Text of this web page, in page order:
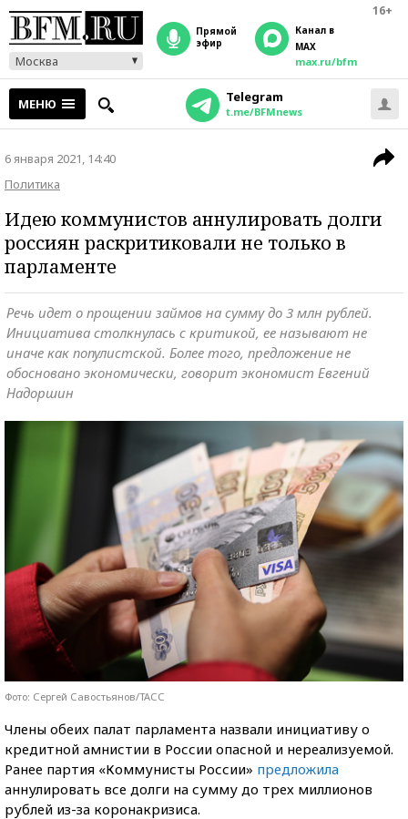
16+
Москва
прямой
эфир
Канал в
MAX
max.ru/bfm
МЕНЮ Telegram
t.me/BFMnews
6 января 2021, 14:40
Политика
Идею коммунистов аннулировать долги
россиян раскритиковали не только в
парламенте
Речь идет о прощении займов на сумму до 3 млн рублей.
Инициатива столкнулась с критикой, ее называют не
иначе как популистской. Более того, предложение не
обосновано экономически, говорит экономист Евгений
Надоршин
Фото: Сергей Савостьянов/ТАСС
Члены обеих палат парламента назвали инициативу о
кредитной амнистии в России опасной и нереализуемой.
Ранее партия «Коммунисты России» предложила
аннулировать все долги на сумму до трех миллионов
рублей из-за коронакризиса.